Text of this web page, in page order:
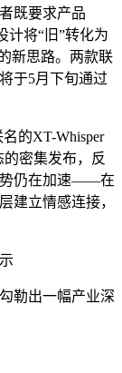
既要求产品
计将“旧”转化为
新思路。两款联
于5月下旬通过
的XT-Whisper
密集发布，反
势仍在加速——在
建立情感连接，
勒出一幅产业深